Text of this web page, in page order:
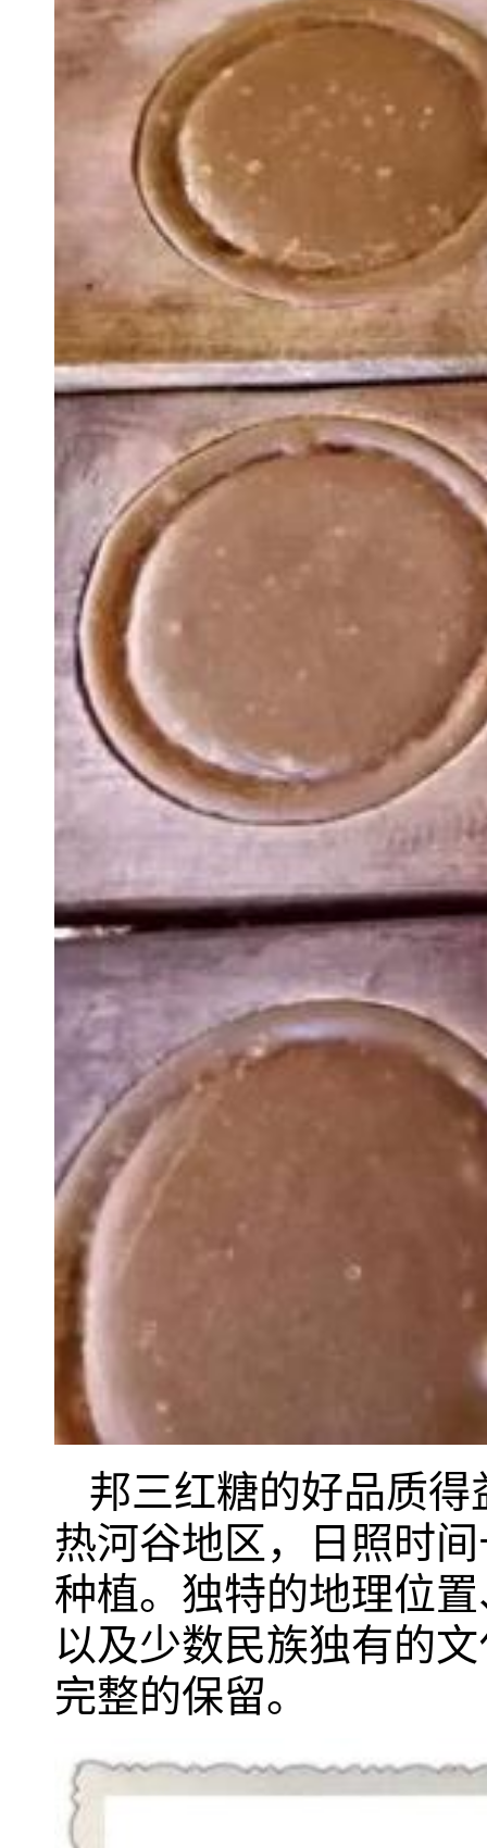
邦三红糖的好品质
热河谷地区，日照时
种植。独特的地理位
以及少数民族独有的
完整的保留。